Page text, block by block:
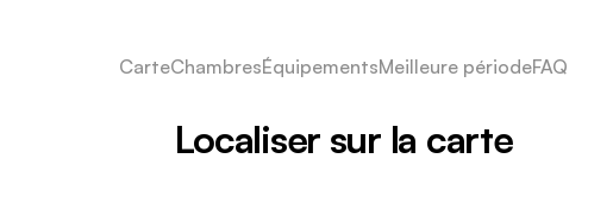
CarteChambresÉquipementsMeilleure périodeFAQ
Localiser sur la carte